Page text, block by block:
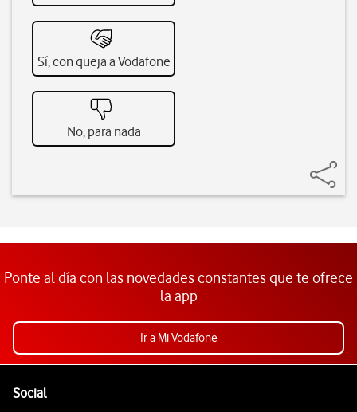
Sí, con queja a Vodafone
No, para nada
Ponte al día con las novedades constantes que te ofrece
la app
Ir a Mi Vodafone
SocialEnlaces a las redes sociales de Vodafone